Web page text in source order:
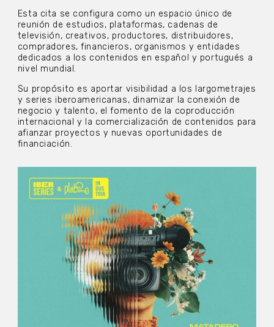
Esta cita se configura como un espacio único de
reunión de estudios, plataformas, cadenas de
televisión, creativos, productores, distribuidores,
compradores, financieros, organismos y entidades
dedicados a los contenidos en español y portugués a
nivel mundial.
Su propósito es aportar visibilidad a los largometrajes
y series iberoamericanas, dinamizar la conexión de
negocio y talento, el fomento de la coproducción
internacional y la comercialización de contenidos para
afianzar proyectos y nuevas oportunidades de
financiación.